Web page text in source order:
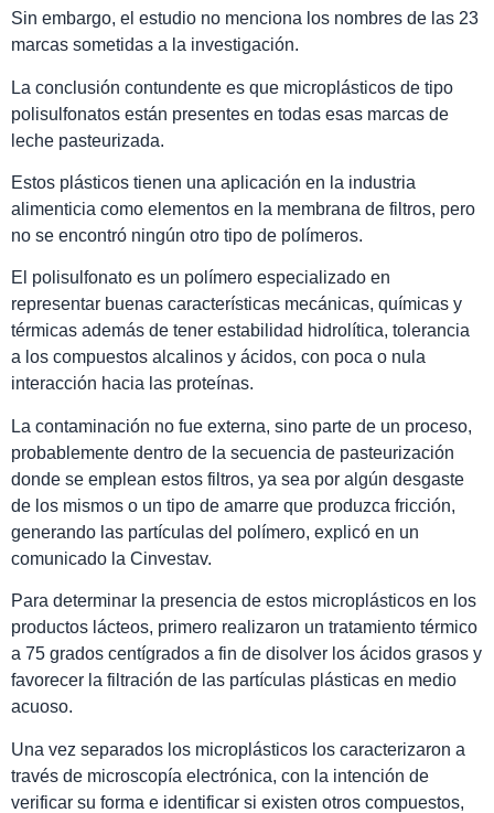
Sin embargo, el estudio no menciona los nombres de las 23
marcas sometidas a la investigación.
La conclusión contundente es que microplásticos de tipo
polisulfonatos están presentes en todas esas marcas de
leche pasteurizada.
Estos plásticos tienen una aplicación en la industria
alimenticia como elementos en la membrana de filtros, pero
no se encontró ningún otro tipo de polímeros.
El polisulfonato es un polímero especializado en
representar buenas características mecánicas, químicas y
térmicas además de tener estabilidad hidrolítica, tolerancia
a los compuestos alcalinos y ácidos, con poca o nula
interacción hacia las proteínas.
La contaminación no fue externa, sino parte de un proceso,
probablemente dentro de la secuencia de pasteurización
donde se emplean estos filtros, ya sea por algún desgaste
de los mismos o un tipo de amarre que produzca fricción,
generando las partículas del polímero, explicó en un
comunicado la Cinvestav.
Para determinar la presencia de estos microplásticos en los
productos lácteos, primero realizaron un tratamiento térmico
a 75 grados centígrados a fin de disolver los ácidos grasos y
favorecer la filtración de las partículas plásticas en medio
acuoso.
Una vez separados los microplásticos los caracterizaron a
través de microscopía electrónica, con la intención de
verificar su forma e identificar si existen otros compuestos,